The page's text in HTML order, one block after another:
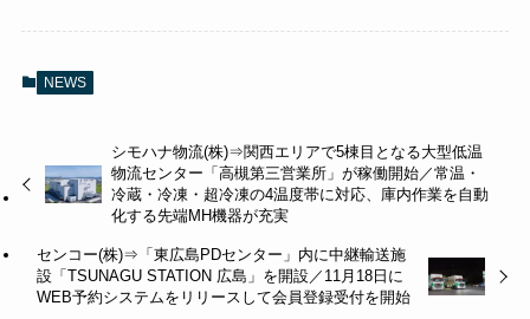
NEWS
シモハナ物流(株)⇒関西エリアで5棟目となる大型低温
物流センター「高槻第三営業所」が稼働開始／常温・
冷蔵・冷凍・超冷凍の4温度帯に対応、庫内作業を自動
化する先端MH機器が充実
センコー(株)⇒「東広島PDセンター」内に中継輸送施
設「TSUNAGU STATION 広島」を開設／11月18日に
WEB予約システムをリリースして会員登録受付を開始